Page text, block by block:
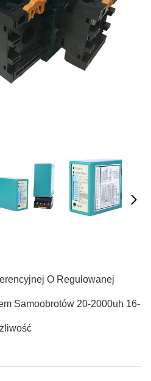
O Regulowanej
Samoobrotów 20-2000uh 16-